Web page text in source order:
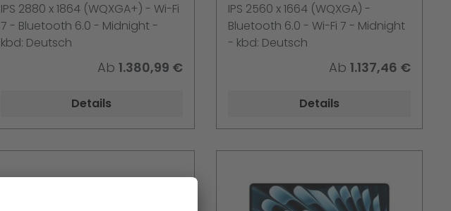
IPS 2880 x 1864 (WQXGA+) - Wi-Fi
7 - Bluetooth 6.0 - Midnight -
kbd: Deutsch
Ab1.380,99 €
Details
IPS 2560 x 1664 (WQXGA) -
Bluetooth 6.0 - Wi-Fi 7 - Midnight
- kbd: Deutsch
Ab 1.137,46 €
Details